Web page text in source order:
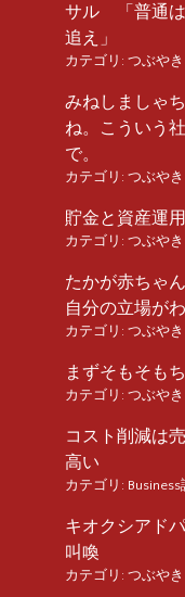
サル 「普通は
追え」
カテゴリ: つぶやき
みねしましゃ
ね。こういう
で。
カテゴリ: つぶやき
貯金と資産運
カテゴリ: つぶやき
たかが赤ちゃ
自分の立場が
カテゴリ: つぶやき
まずそもそも
カテゴリ: つぶやき
コスト削減は
高い
カテゴリ: Business
キオクシアド
叫喚
カテゴリ: つぶやき